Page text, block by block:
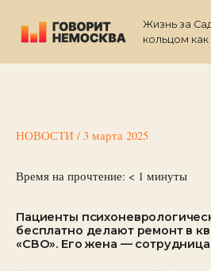
содержимому
Жизнь за
кольцом
НОВОСТИ / 3 марта 2025
Время на прочтение: < 1 минуты
Пациенты
бесплатно делают ремонт в
«СВО». Его жена — сотрудница